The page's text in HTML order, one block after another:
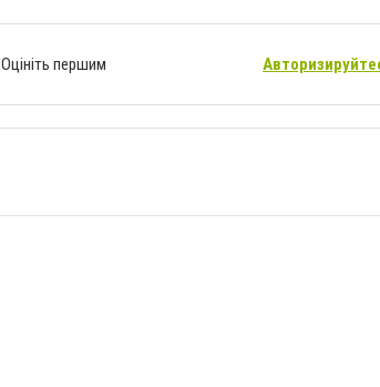
Оцініть першим